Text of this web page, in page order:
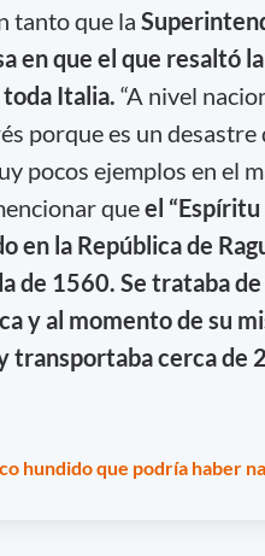
tanto que la
en que el que resaltó
Italia. “A nivel
porque es un
pocos ejemplos en el
queel
en la República de
de 1560. Se trataba
y al momento de su
transportaba cerca de
hundido que podría haber